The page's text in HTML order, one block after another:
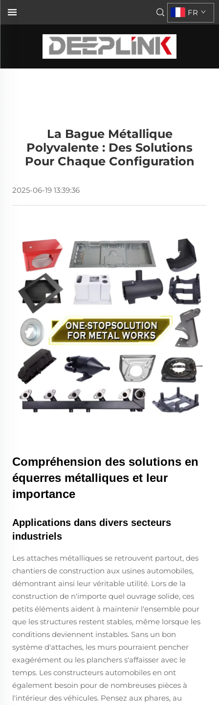
FR
La Bague Métallique
Polyvalente : Des Solutions
Pour Chaque Configuration
2025-06-19 13:39:36
Compréhension des solutions en
équerres métalliques et leur
importance
Applications dans divers secteurs
industriels
Les attaches métalliques se retrouvent partout, des
chantiers de construction aux usines automobiles,
démontrant ainsi leur véritable utilité. Lors de la
construction de n'importe quel ouvrage solide, ces
petits éléments aident à maintenir l'ensemble pour
que les structures restent stables, même lorsque les
conditions deviennent instables. Sans un bon
système d'attaches, les murs pourraient pencher
exagérément ou les planchers s'affaisser avec le
temps. Les constructeurs automobiles en ont
également besoin pour de nombreuses pièces à
l'intérieur des véhicules. Pensez aux phares, au